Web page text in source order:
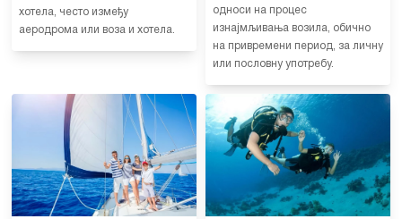
хотела, често између
аеродрома или воза и хотела.
односи на процес
изнајмљивања возила, обично
на привремени период, за личну
или пословну употребу.